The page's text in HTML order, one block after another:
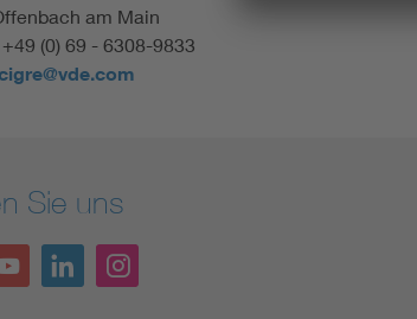
am Main
(0) 69 - 6308-9833
Sie uns